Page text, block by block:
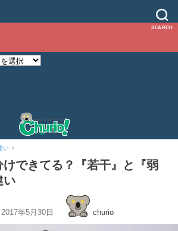
SEARCH
い
けできてる？『若干』と『弱
い
2017年5月30日 churio